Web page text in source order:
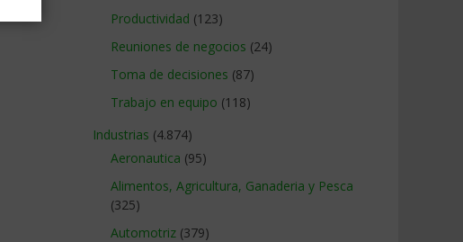
Productividad (123)
Reuniones de negocios (24)
Toma de decisiones (87)
Trabajo en equipo (118)
Industrias (4.874)
Aeronautica (95)
Alimentos, Agricultura, Ganaderia y Pesca
(325)
Automotriz (379)